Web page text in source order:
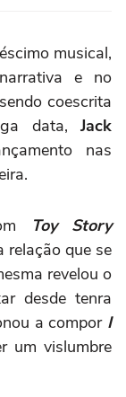
musical,
e no
coescrita
data, Jack
nas
Toy Story
relação que se
revelou o
desde tenra
a compor I
um vislumbre